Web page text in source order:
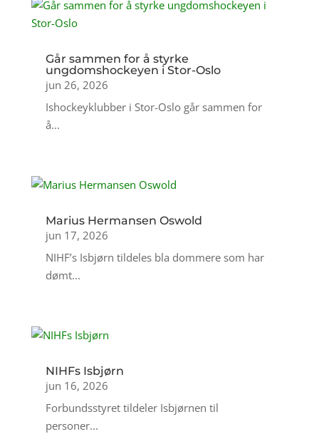
Går sammen for å styrke
ungdomshockeyen i Stor-Oslo
jun 26, 2026
Ishockeyklubber i Stor-Oslo går sammen for
å...
Marius Hermansen Oswold
jun 17, 2026
NIHF’s Isbjørn tildeles bla dommere som har
dømt...
NIHFs Isbjørn
jun 16, 2026
Forbundsstyret tildeler Isbjørnen til
personer...